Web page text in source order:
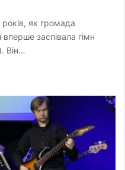
як громада
вперше заспівала гімн
Він…